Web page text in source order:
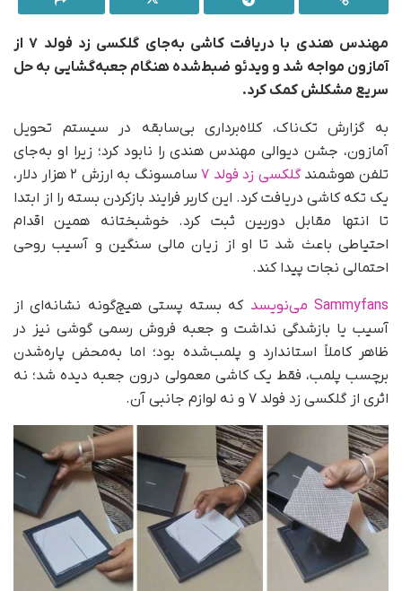
مهندس هندی با دریافت کاشی به‌جای گلکسی زد فولد ۷ از
آمازون مواجه شد و ویدئو ضبط‌شده هنگام جعبه‌گشایی به حل
سریع مشکلش کمک کرد.
به گزارش تک‌ناک، کلاه‌برداری بی‌سابقه در سیستم تحویل
آمازون، جشن دیوالی مهندس هندی را نابود کرد؛ زیرا او به‌جای
تلفن هوشمندگلکسی زد فولد ۷
سامسونگ به ارزش ۲ هزار دلار،
یک تکه کاشی دریافت کرد. این کاربر فرایند باز‌کردن بسته را از ابتدا
تا انتها مقابل دوربین ثبت کرد. خوشبختانه همین اقدام
احتیاطی باعث شد تا او از زیان مالی سنگین و آسیب روحی
احتمالی نجات پیدا کند.
Sammyfans می‌نویسد
که بسته پستی هیچ‌گونه نشانه‌ای از
آسیب یا بازشدگی نداشت و جعبه فروش رسمی گوشی نیز در
ظاهر کاملاً استاندارد و پلمب‌شده بود؛ اما به‌محض پاره‌شدن
برچسب پلمب، فقط یک کاشی معمولی درون جعبه دیده شد؛ نه
اثری از گلکسی زد فولد ۷ و نه لوازم جانبی آن.